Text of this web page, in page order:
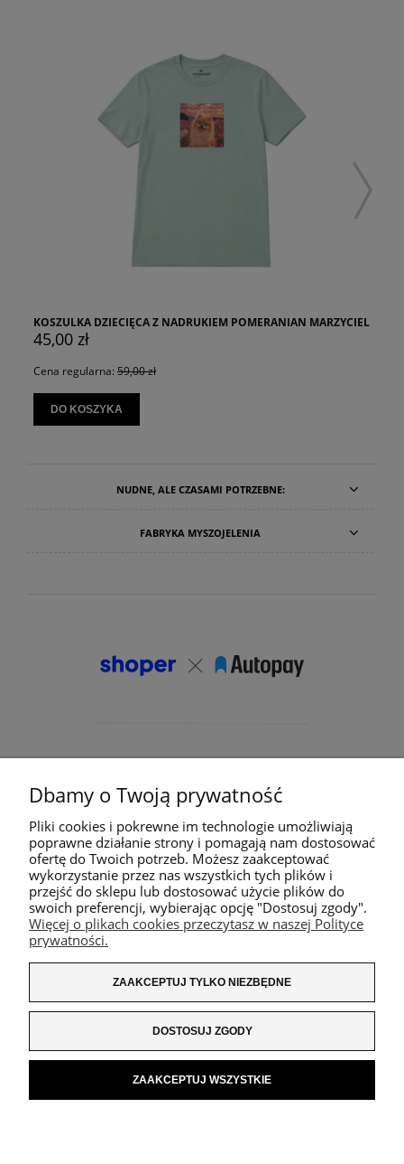
KOSZULKA DZIECIĘCA Z NADRUKIEM POMERANIAN MARZYCIEL
45,00 zł
Cena regularna: 59,00 zł
DO KOSZYKA
NUDNE, ALE CZASAMI POTRZEBNE:
FABRYKA MYSZOJELENIA
Dbamy o Twoją prywatność
Pliki cookies i pokrewne im technologie umożliwiają
poprawne działanie strony i pomagają nam dostosować
ofertę do Twoich potrzeb. Możesz zaakceptować
wykorzystanie przez nas wszystkich tych plików i
przejść do sklepu lub dostosować użycie plików do
swoich preferencji, wybierając opcję "Dostosuj zgody".
Więcej o plikach cookies przeczytasz w naszej Polityce
prywatności.
ZAAKCEPTUJ TYLKO NIEZBĘDNE
DOSTOSUJ ZGODY
ZAAKCEPTUJ WSZYSTKIE